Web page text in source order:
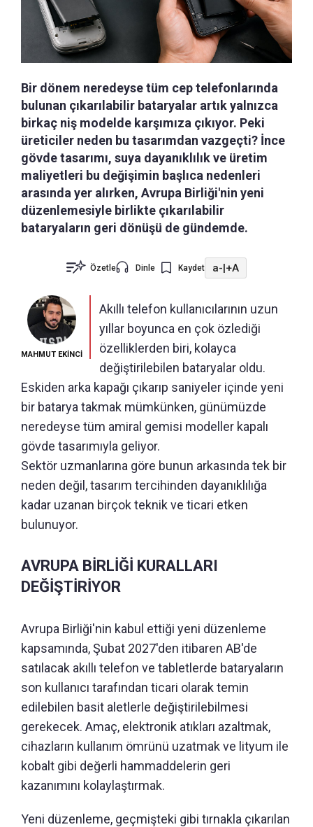
Bir dönem neredeyse tüm cep telefonlarında
bulunan çıkarılabilir bataryalar artık yalnızca
birkaç niş modelde karşımıza çıkıyor. Peki
üreticiler neden bu tasarımdan vazgeçti? İnce
gövde tasarımı, suya dayanıklılık ve üretim
maliyetleri bu değişimin başlıca nedenleri
arasında yer alırken, Avrupa Birliği'nin yeni
düzenlemesiyle birlikte çıkarılabilir
bataryaların geri dönüşü de gündemde.
Özetle Dinle Kaydet a-|+A
MAHMUT EKİNCİ
Akıllı telefon kullanıcılarının uzun
yıllar boyunca en çok özlediği
özelliklerden biri, kolayca
değiştirilebilen bataryalar oldu.
Eskiden arka kapağı çıkarıp saniyeler içinde yeni
bir batarya takmak mümkünken, günümüzde
neredeyse tüm amiral gemisi modeller kapalı
gövde tasarımıyla geliyor.
Sektör uzmanlarına göre bunun arkasında tek bir
neden değil, tasarım tercihinden dayanıklılığa
kadar uzanan birçok teknik ve ticari etken
bulunuyor.
AVRUPA BİRLİĞİ KURALLARI
DEĞİŞTİRİYOR
Avrupa Birliği'nin kabul ettiği yeni düzenleme
kapsamında, Şubat 2027'den itibaren AB'de
satılacak akıllı telefon ve tabletlerde bataryaların
son kullanıcı tarafından ticari olarak temin
edilebilen basit aletlerle değiştirilebilmesi
gerekecek. Amaç, elektronik atıkları azaltmak,
cihazların kullanım ömrünü uzatmak ve lityum ile
kobalt gibi değerli hammaddelerin geri
kazanımını kolaylaştırmak.
Yeni düzenleme, geçmişteki gibi tırnakla çıkarılan